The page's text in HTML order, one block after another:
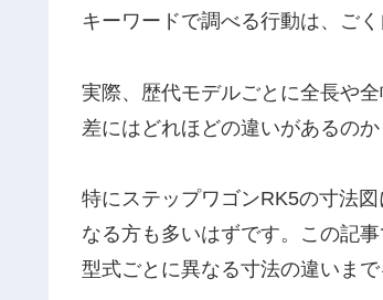
キーワードで調べる行動は、ご
実際、歴代モデルごとに全長や
差にはどれほどの違いがあるの
特にステップワゴンRK5の寸法
なる方も多いはずです。この記
型式ごとに異なる寸法の違いま